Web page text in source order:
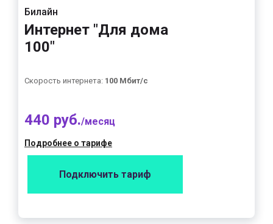
Билайн
Интернет "Для дома
100"
Скорость интернета: 100 Мбит/с
440 руб./месяц
Подробнее о тарифе
Подключить тариф